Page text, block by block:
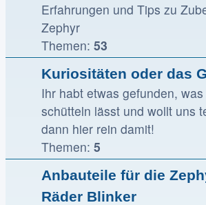
Erfahrungen und Tips zu
Zephyr
Themen: 53
Kuriositäten oder das
Ihr habt etwas gefunden,
schütteln lässt und wollt uns
dann hier rein damit!
Themen: 5
Anbauteile für die
Räder Blinker